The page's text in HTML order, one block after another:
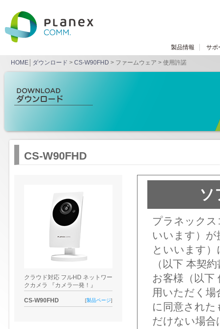
製品情報 サポ
HOME ダウンロード > CS-W90FHD > ファームウェア > 使用許諾
CS-W90FHD
クラウド対応 フルHD ネットワー
クカメラ 『カメラ一発！』
CS-W90FHD [製品ページ]
ソ
プラネック
いいます）
といいます
（以下 本契
お客様（以下
用いただく場
に同意された
だけない場